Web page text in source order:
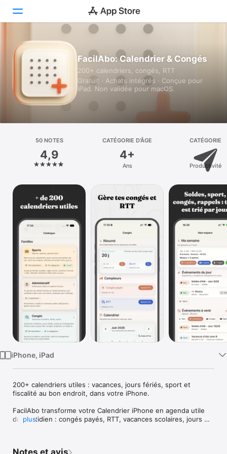
Aujourd’hui
Jeux
Plateforme
iPhone
iPad
TV
FacilAbo: Calendrier & Congés
200+ calendriers, congés, RTT
Gratuit · Achats intégrés · Conçue pour
iPad. Non validée pour macOS.
50 NOTES
4,9
CATÉGORIE D’ÂGE
4+
Ans
CATÉGORIE
Productivité
iPhone, iPad
200+ calendriers utiles : vacances, jours fériés, sport et
fiscalité au bon endroit, dans votre iPhone.
FacilAbo transforme votre Calendrier iPhone en agenda utile
du quotidien : congés payés, RTT, vacances scolaires, jours
plus